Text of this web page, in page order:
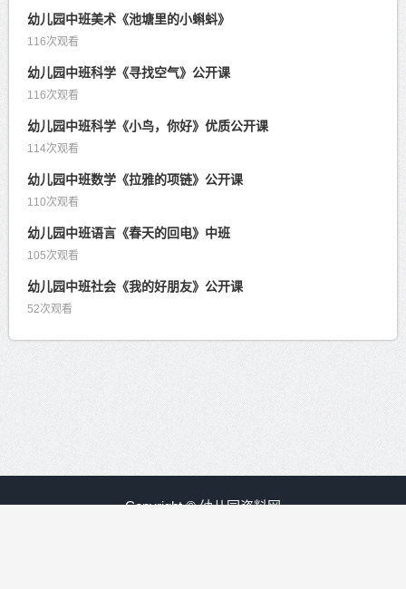
幼儿园中班美术《池塘里的小蝌蚪》
116次观看
幼儿园中班科学《寻找空气》公开课
116次观看
幼儿园中班科学《小鸟，你好》优质公开课
114次观看
幼儿园中班数学《拉雅的项链》公开课
110次观看
幼儿园中班语言《春天的回电》中班
105次观看
幼儿园中班社会《我的好朋友》公开课
52次观看
Copyright © 幼儿园资料网